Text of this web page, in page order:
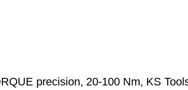
precision, 20-100 Nm, KS